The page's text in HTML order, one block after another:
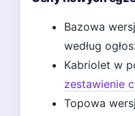
Bazowa
według
Kabriolet w
zestawienie
Topowa